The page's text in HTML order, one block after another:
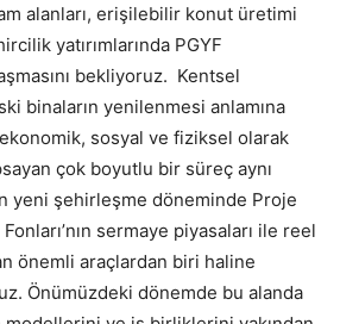
alanları, erişilebilir konut üretimi
yatırımlarında PGYF
bekliyoruz. Kentsel
binaların yenilenmesi anlamına
sosyal ve fiziksel olarak
çok boyutlu bir süreç aynı
yeni şehirleşme döneminde Proje
sermaye piyasaları ile reel
önemli araçlardan biri haline
Önümüzdeki dönemde bu alanda